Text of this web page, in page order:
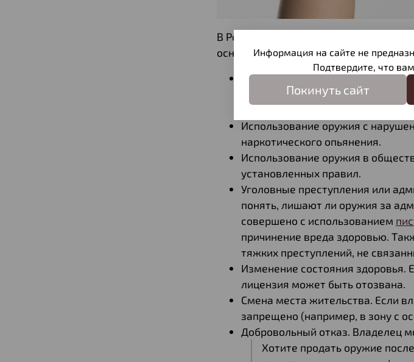
В России лицензия на оружие может
основные из них:
Нарушение правил хранения и
хранению (например, отсутствие
Использование оружия с
наркотического опьянения.
Использование оружия в
установленных правил.
Уголовные преступления или
понять, лишают ли оружия за
совершено с использованием
причинение вреда здоровью.
тяжких преступлений, не
Изменение состояния здоровья.
лицензия может быть отозвана.
Смена места жительства. Если
запрещено (например, в зону с
Добровольный отказ. Владелец
Хотите продать оружие
Информация на сайте не
Подтвердите, что
Покинуть сайт